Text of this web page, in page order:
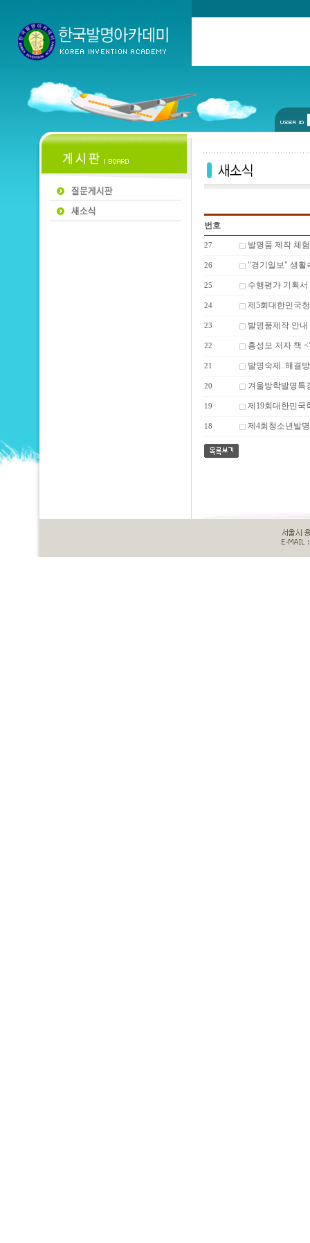
번호
27 발명품 제작 체
26 "경기일보" 생활
25 수행평가 기획
24 제5회대한민국
23 발명품제작 안내
22 홍성모 저자 책
21 발명숙제..해결
20 겨울방학발명특
19 제19회대한민국
18 제4회청소년발